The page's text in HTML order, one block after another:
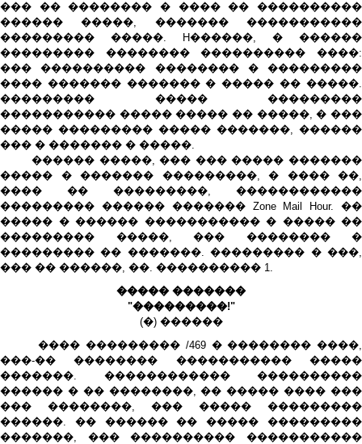
��� �� �������� � ���� �� ����������
������ �����, ������� �����������
��������� �����. H������, � ������
��������� �������� ���������� ����:
��� ���������� �������� � ���������
���� ������� ������� � ����� �� �����.
��������� ����� ���������
����������� ����� ����� �� �����, � ���
����� ��������� ����� �������, ������
��� � ������� � �����.
������ �����, ��� ��� ����� �������
����� � ������� ���������, � ���� ��,
���� �� ���������, ������������
��������� ������ ������� Zone Mail Hour. ��
����� � ������ ����������� � ����� ��
��������� �����, ��� �������� �
��������� �� �������. ��������� � ���,
��� �� ������, ��. ���������� 1.
����� �������
"���������!"
(�) ������
���� ��������� /469 � �������� ����,
���-�� �������� ����������� �����
�������. ������������ ����������
������ � �� ��������, �� ����� ���� ���
��� ��������, ��� ����� ���������
������. �� ������ �� ����� ���������
�������, ��� ���������� �����������